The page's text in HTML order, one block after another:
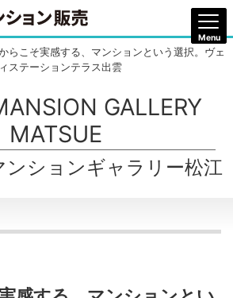
らこそ実感する、マンションという選択。ヴェ
ステーションテラス出雲
ンションギャラリー松江
GALLERY
MATSUE